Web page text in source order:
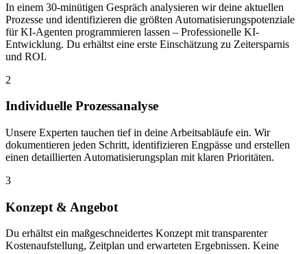
In einem 30-minütigen Gespräch analysieren wir deine aktuellen
Prozesse und identifizieren die größten Automatisierungspotenziale
für KI-Agenten programmieren lassen – Professionelle KI-
Entwicklung. Du erhältst eine erste Einschätzung zu Zeitersparnis
und ROI.
2
Individuelle Prozessanalyse
Unsere Experten tauchen tief in deine Arbeitsabläufe ein. Wir
dokumentieren jeden Schritt, identifizieren Engpässe und erstellen
einen detaillierten Automatisierungsplan mit klaren Prioritäten.
3
Konzept & Angebot
Du erhältst ein maßgeschneidertes Konzept mit transparenter
Kostenaufstellung, Zeitplan und erwarteten Ergebnissen. Keine